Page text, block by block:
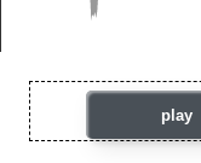
play